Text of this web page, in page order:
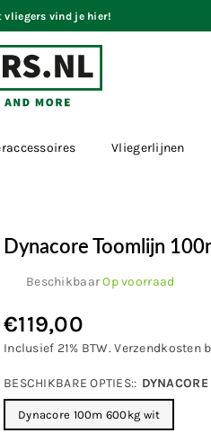
vind je hier!
Vliegerlijnen
Dynacore Toomlijn
BeschikbaarOp voorraad
Normale
prijs
€119,00
Inclusief 21% BTW.Verzendkosten
BESCHIKBARE OPTIES::
Dynacore 100m 600kg wit